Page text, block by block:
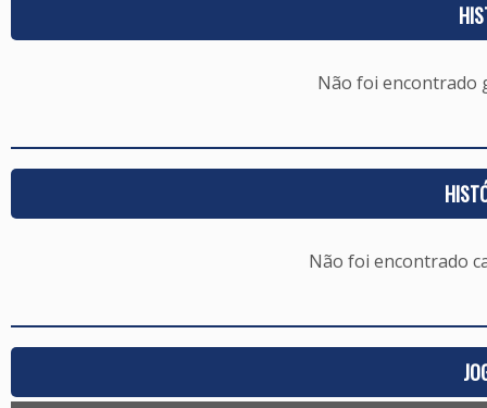
Não foi encontrado
Não foi encontrado